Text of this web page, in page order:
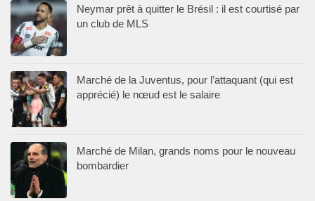
Neymar prêt à quitter le Brésil : il est courtisé par
un club de MLS
Marché de la Juventus, pour l’attaquant (qui est
apprécié) le nœud est le salaire
Marché de Milan, grands noms pour le nouveau
bombardier